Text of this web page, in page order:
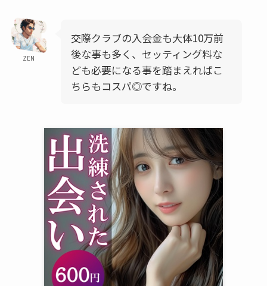
ZEN
交際クラブの入会金も大体10万前
後な事も多く、セッティング料な
ども必要になる事を踏まえればこ
ちらもコスパ◎ですね。